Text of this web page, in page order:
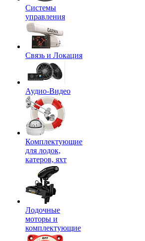
Системы
управления
Связь и Локация
Аудио-Видео
Комплектующие
для лодок,
катеров, яхт
Лодочные
моторы и
комплектующие